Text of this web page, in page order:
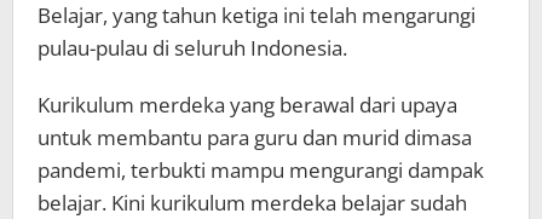
Belajar, yang tahun ketiga ini telah mengarungi
pulau-pulau di seluruh Indonesia.
Kurikulum merdeka yang berawal dari upaya
untuk membantu para guru dan murid dimasa
pandemi, terbukti mampu mengurangi dampak
belajar. Kini kurikulum merdeka belajar sudah